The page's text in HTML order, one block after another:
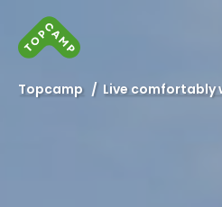
Topcamp / Live comfortably